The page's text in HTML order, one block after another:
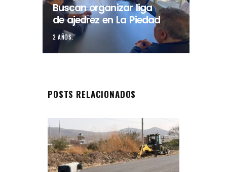
Buscan organizar liga
de ajedrez en La Piedad
2 AÑOS.
POSTS RELACIONADOS